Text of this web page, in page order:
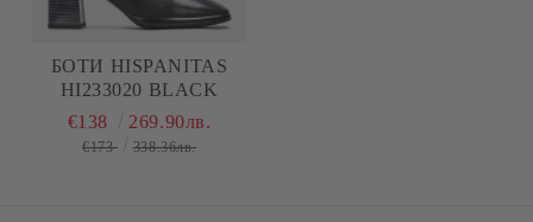
БОТИ HISPANITAS
HI233020 BLACK
€138 269.90лв.
€173 338.36лв.